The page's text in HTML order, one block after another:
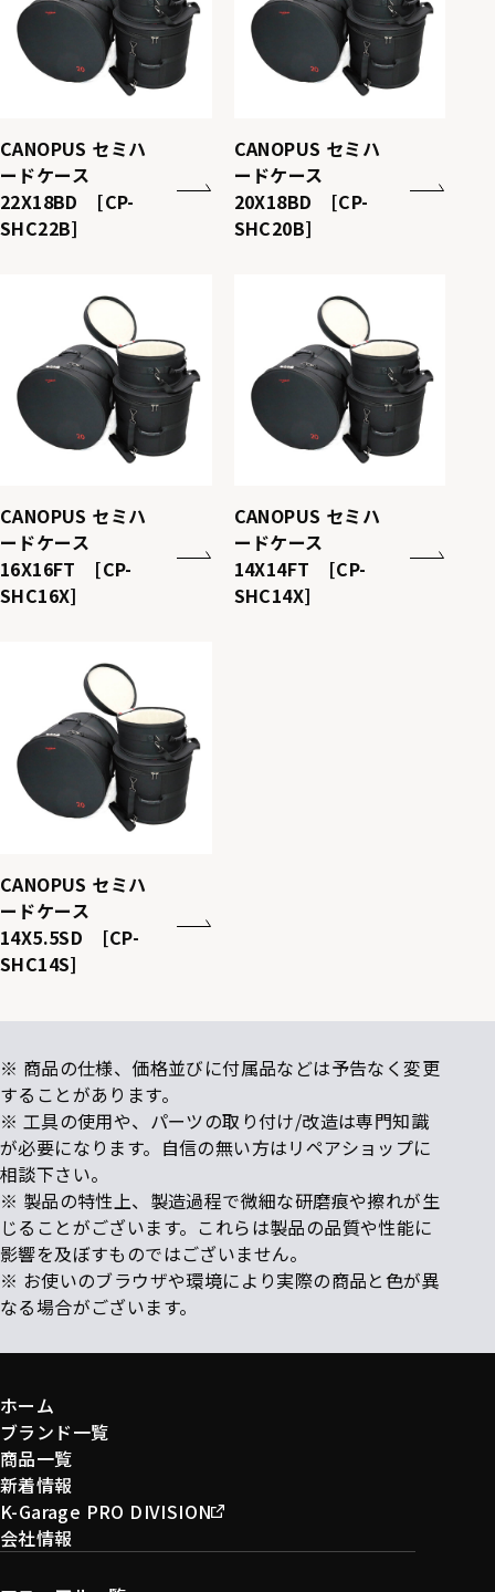
CP-
SHC14S
SHC14X
CP-
SHC16X
SHC18B
SHC20B
CANOPUS セミハ
ードケース
22X18BD [CP-
SHC22B]
CANOPUS セミハ
ードケース
20X18BD [CP-
SHC20B]
CANOPUS セミハ
ードケース
16X16FT [CP-
SHC16X]
CANOPUS セミハ
ードケース
14X14FT [CP-
SHC14X]
CANOPUS セミハ
ードケース
14X5.5SD [CP-
SHC14S]
※ 商品の仕様、価格並びに付属品などは予告なく変更
することがあります。
※ 工具の使用や、パーツの取り付け/改造は専門知識
が必要になります。自信の無い方はリペアショップに
相談下さい。
※ 製品の特性上、製造過程で微細な研磨痕や擦れが生
じることがございます。これらは製品の品質や性能に
影響を及ぼすものではございません。
※ お使いのブラウザや環境により実際の商品と色が異
なる場合がございます。
ホーム
ブランド一覧
商品一覧
新着情報
K-Garage PRO DIVISION
会社情報